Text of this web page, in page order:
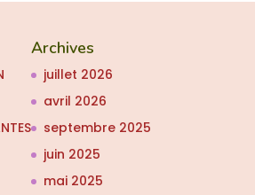
Archives
juillet 2026
avril 2026
septembre 2025
juin 2025
mai 2025